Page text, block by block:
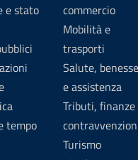
e stato
tempo
commercio
Mobilità e
trasporti
Salute,
e assistenza
Tributi, finanze
Turismo